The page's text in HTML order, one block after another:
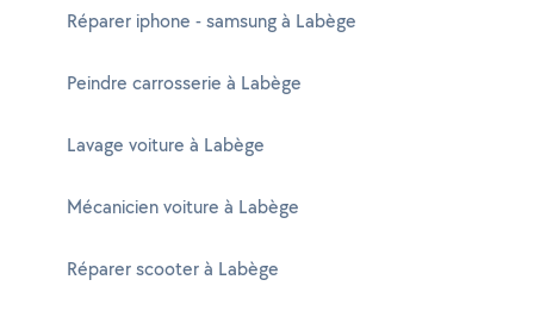
Réparer iphone - samsung à Labège
Peindre carrosserie à Labège
Lavage voiture à Labège
Mécanicien voiture à Labège
Réparer scooter à Labège